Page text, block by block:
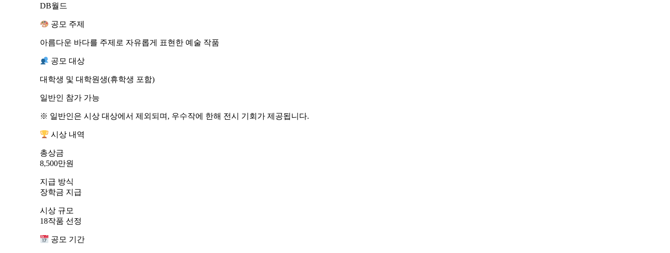
DB월드
공모 주제
아름다운 바다를 주제로 자유롭게 표현한 예술 작품
공모 대상
대학생 및 대학원생(휴학생 포함)
일반인 참가 가능
※ 일반인은 시상 대상에서 제외되며, 우수작에 한해 전시 기회가 제공됩니다.
시상 내역
총상금
8,500만원
지급 방식
장학금 지급
시상 규모
18작품 선정
공모 기간